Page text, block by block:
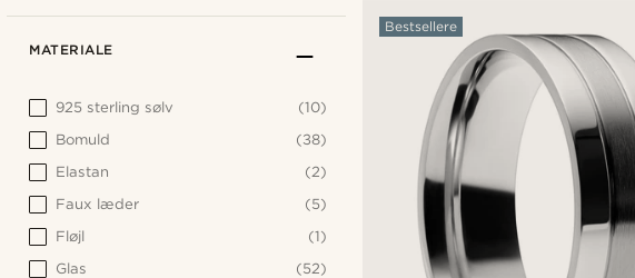
Bestsellere
MATERIALE
925 sterling sølv
(10)
Bomuld
(38)
Elastan
(2)
Faux læder
(5)
Fløjl
(1)
Glas
(52)